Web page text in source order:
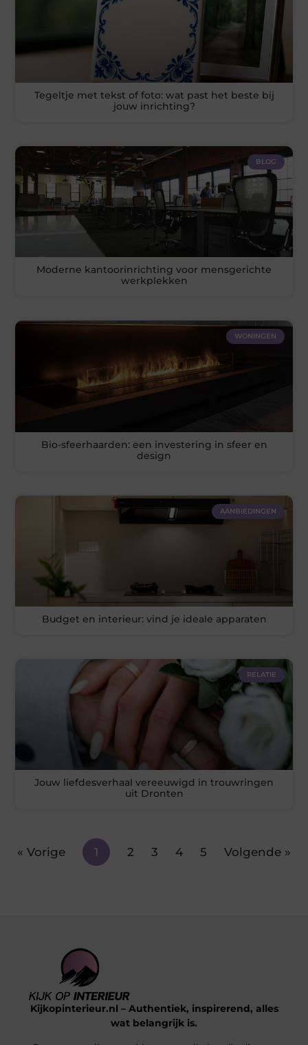
Tegeltje met tekst of foto: wat past het beste bij
jouw inrichting?
BLOG
Moderne kantoorinrichting voor mensgerichte
werkplekken
WONINGEN
Bio-sfeerhaarden: een investering in sfeer en
design
AANBIEDINGEN
Budget en interieur: vind je ideale apparaten
RELATIE
Jouw liefdesverhaal vereeuwigd in trouwringen
uit Dronten
« Vorige 1 2 3 4 5 Volgende »
Kijkopinterieur.nl – Authentiek, inspirerend, alles
wat belangrijk is.